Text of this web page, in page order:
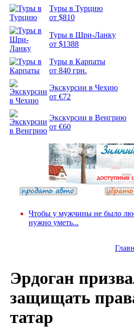
Туры в Турцию
от $810
Туры в Шри-Ланку
от $1388
Туры в Карпаты
от 840 грн.
Экскурсии в Чехию
от €72
Экскурсии в Венгрию
от €60
Чтобы у мужчины не было
нужно уметь...
Эрдоган
защищать
татар